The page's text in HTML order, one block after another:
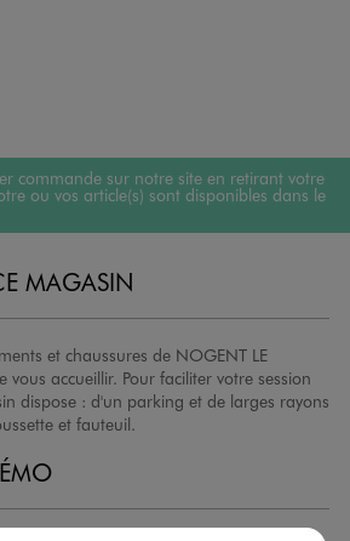
commande sur notre site en retirant votre
ou vos article(s) sont disponibles dans le
MAGASIN
et chaussures de NOGENT LE
vous accueillir. Pour faciliter votre session
dispose : d'un parking et de larges rayons
et fauteuil.